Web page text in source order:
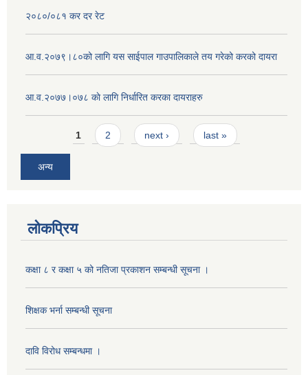
२०८०/०८१ कर दर रेट
आ.व.२०७९।८०को लागि यस साईपाल गाउपालिकाले तय गरेको करको दायरा
आ‍.व.२०७७।०७८ काे लागि निर्धारित करका दायराहरु
Pages1 2 next › last »
अन्य
लोकप्रिय
कक्षा ८ र कक्षा ५ को नतिजा प्रकाशन सम्बन्धी सूचना ।
शिक्षक भर्ना सम्बन्धी सूचना
दावि विरोध सम्बन्धमा ।